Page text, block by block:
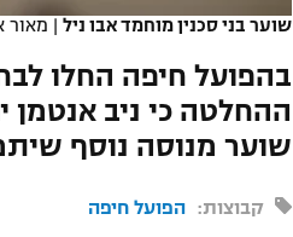
שוער בני סכנין מוחמד אבו ניל | מאור
בהפועל חיפה החלו
ההחלטה כי ניב
שוער מנוסה נוסף
קבוצות: הפועל חיפה